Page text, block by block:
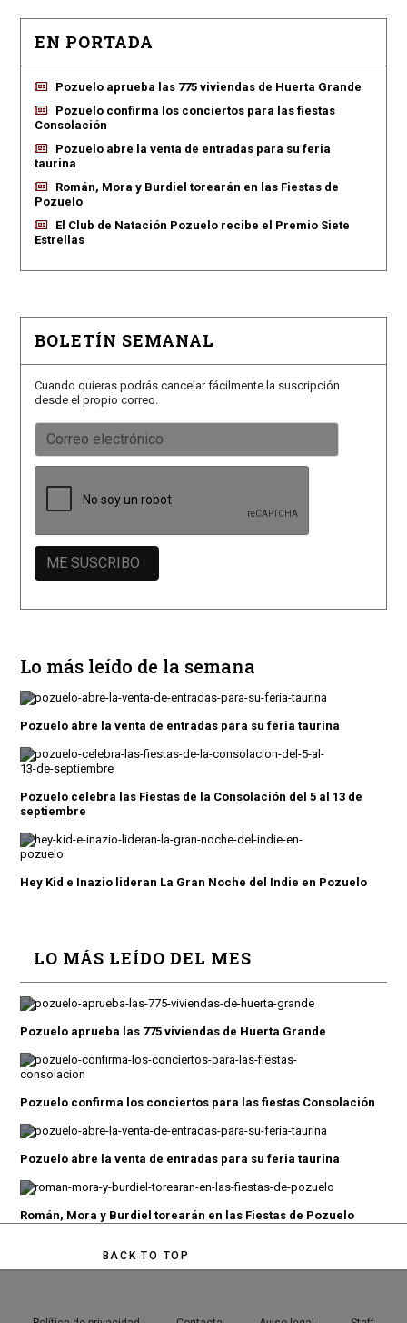
EN PORTADA
Pozuelo aprueba las 775 viviendas de Huerta Grande
Pozuelo confirma los conciertos para las fiestas
Consolación
Pozuelo abre la venta de entradas para su feria
taurina
Román, Mora y Burdiel torearán en las Fiestas de
Pozuelo
El Club de Natación Pozuelo recibe el Premio Siete
Estrellas
BOLETÍN SEMANAL
Cuando quieras podrás cancelar fácilmente la suscripción
desde el propio correo.
Lo más leído de la semana
Pozuelo abre la venta de entradas para su feria taurina
Pozuelo celebra las Fiestas de la Consolación del 5 al 13 de
septiembre
Hey Kid e Inazio lideran La Gran Noche del Indie en Pozuelo
LO MÁS LEÍDO DEL MES
Pozuelo aprueba las 775 viviendas de Huerta Grande
Pozuelo confirma los conciertos para las fiestas Consolación
Pozuelo abre la venta de entradas para su feria taurina
Román, Mora y Burdiel torearán en las Fiestas de Pozuelo
BACK TO TOP